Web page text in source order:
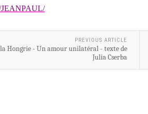
JEANPAUL/
PREVIOUS ARTICLE
Hongrie - Un amour unilatéral - texte de
Julia Cserba